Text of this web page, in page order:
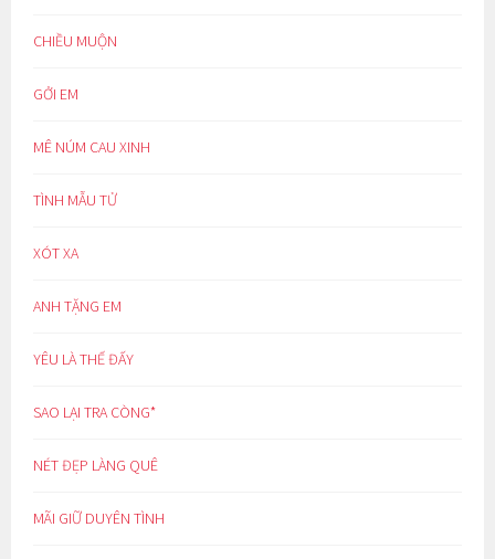
CHIỀU MUỘN
GỞI EM
MÊ NÚM CAU XINH
TÌNH MẪU TỬ
XÓT XA
ANH TẶNG EM
YÊU LÀ THẾ ĐẤY
SAO LẠI TRA CÒNG*
NÉT ĐẸP LÀNG QUÊ
MÃI GIỮ DUYÊN TÌNH